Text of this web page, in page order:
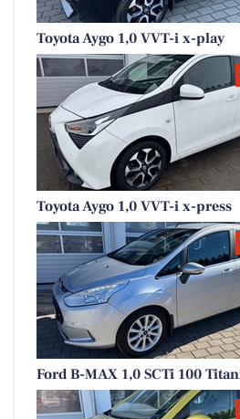
Toyota Aygo 1,0 VVT-i x-play
Toyota Aygo 1,0 VVT-i x-press
Ford B-MAX 1,0 SCTi 100